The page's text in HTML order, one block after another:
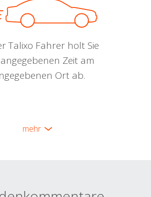
Talixo Fahrer holt Sie
Zeit am
Ort ab.
mehr